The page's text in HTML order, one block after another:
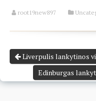
root19new897
Liverpulis lankytinos
Edinburgas